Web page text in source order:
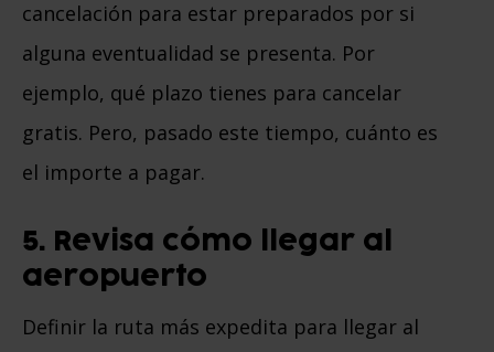
cancelación para estar preparados por si
alguna eventualidad se presenta. Por
ejemplo, qué plazo tienes para cancelar
gratis. Pero, pasado este tiempo, cuánto es
el importe a pagar.
5. Revisa cómo llegar al
aeropuerto
Definir la ruta más expedita para llegar al